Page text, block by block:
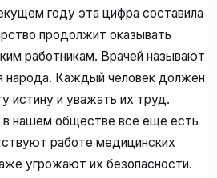
году эта цифра составила
продолжит оказывать
работникам. Врачей называют
народа. Каждый человек должен
истину и уважать их труд.
нашем обществе все еще есть
работе медицинских
угрожают их безопасности.